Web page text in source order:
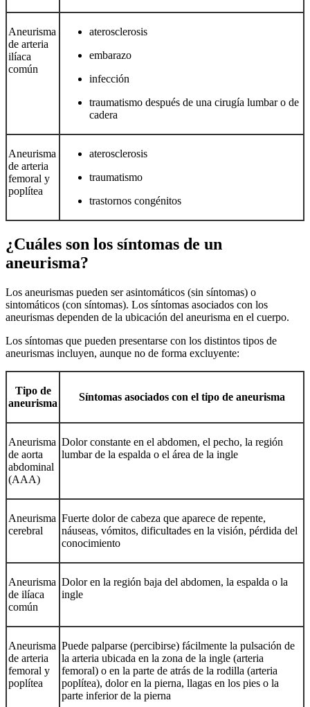
Aneurisma
de arteria
ilíaca
común
aterosclerosis
embarazo
infección
traumatismo después de una cirugía lumbar o de
cadera
Aneurisma
de arteria
femoral y
poplítea
aterosclerosis
traumatismo
trastornos congénitos
¿Cuáles son los síntomas de un
aneurisma?
Los aneurismas pueden ser asintomáticos (sin síntomas) o
sintomáticos (con síntomas). Los síntomas asociados con los
aneurismas dependen de la ubicación del aneurisma en el cuerpo.
Los síntomas que pueden presentarse con los distintos tipos de
aneurismas incluyen, aunque no de forma excluyente:
Tipo de
aneurisma
Síntomas asociados con el tipo de aneurisma
Aneurisma
de aorta
abdominal
(AAA)
Dolor constante en el abdomen, el pecho, la región
lumbar de la espalda o el área de la ingle
Aneurisma
cerebral
Fuerte dolor de cabeza que aparece de repente,
náuseas, vómitos, dificultades en la visión, pérdida del
conocimiento
Aneurisma
de ilíaca
común
Dolor en la región baja del abdomen, la espalda o la
ingle
Aneurisma
de arteria
femoral y
poplítea
Puede palparse (percibirse) fácilmente la pulsación de
la arteria ubicada en la zona de la ingle (arteria
femoral) o en la parte de atrás de la rodilla (arteria
poplítea), dolor en la pierna, llagas en los pies o la
parte inferior de la pierna